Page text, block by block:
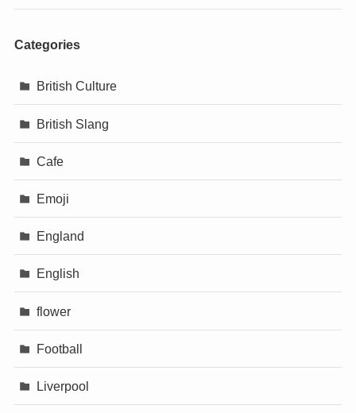
Categories
British Culture
British Slang
Cafe
Emoji
England
English
flower
Football
Liverpool